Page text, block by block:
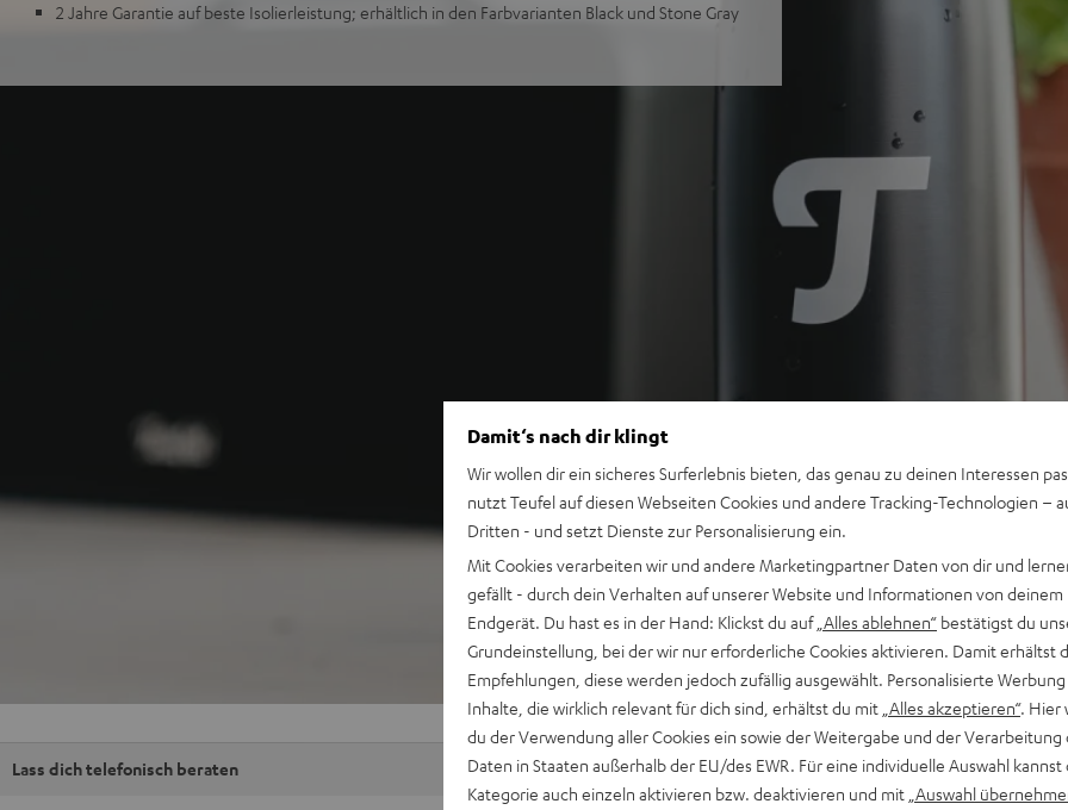
2 Jahre Garantie auf beste Isolierleistung; erhältlich in den Farbvarianten Black und Stone Gray
Lass dich telefonisch beraten
Damit‘s nach dir klingt
Wir wollen dir ein sicheres Surferlebnis bieten, das genau zu deinen Interessen
nutzt Teufel auf diesen Webseiten Cookies und andere Tracking-Technologien –
Dritten - und setzt Dienste zur Personalisierung ein.
Mit Cookies verarbeiten wir und andere Marketingpartner Daten von dir und
gefällt - durch dein Verhalten auf unserer Website und Informationen von deinem
Endgerät. Du hast es in der Hand: Klickst du auf „Alles ablehnen“ bestätigst du
Grundeinstellung, bei der wir nur erforderliche Cookies aktivieren. Damit erhältst
Empfehlungen, diese werden jedoch zufällig ausgewählt. Personalisierte
Inhalte, die wirklich relevant für dich sind, erhältst du mit „Alles akzeptieren“. Hier
du der Verwendung aller Cookies ein sowie der Weitergabe und der Verarbeitung
Daten in Staaten außerhalb der EU/des EWR. Für eine individuelle Auswahl kannst
Kategorie auch einzeln aktivieren bzw. deaktivieren und mit „Auswahl